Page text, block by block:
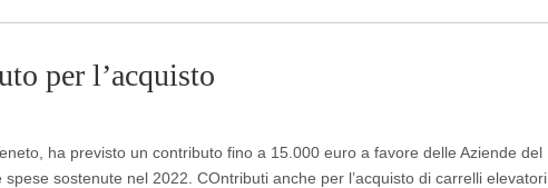
per l’acquisto
ha previsto un contributo fino a 15.000 euro a favore delle Aziende del
sostenute nel 2022. COntributi anche per l’acquisto di carrelli elevatori